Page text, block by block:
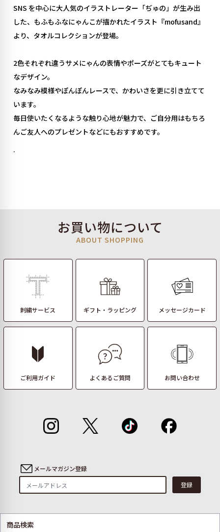
SNS を中心に大人気のイラストレーター「ぢゅの」が生み出
した、 もふもふなにゃんこが描かれたイラスト『mofusand』
より、タオルコレクションが登場。
2色それぞれ違うサメにゃんの表情やポーズがとてもキュート
なデザイン。
なみなみ模様やぽんぽんレースで、かわいさを更に引き立てて
います。
毎日使いたくなるような触り心地が魅力で、ご自分用はもちろ
んご友人へのプレゼントなどにもおすすめです。
.
お買い物について
ABOUT SHOPPING
刺繍サービス ギフト・ラッピング メッセージカード
ご利用ガイド よくあるご質問 お問い合わせ
メールマガジン登録
登録
商品検索